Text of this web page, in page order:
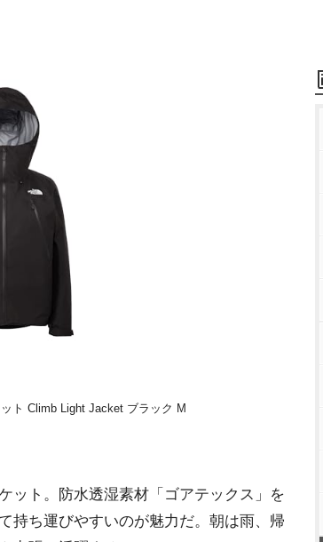
ト Climb Light Jacket ブラック M
ット。防水透湿素材「ゴアテックス」を
持ち運びやすいのが魅力だ。朝は雨、帰